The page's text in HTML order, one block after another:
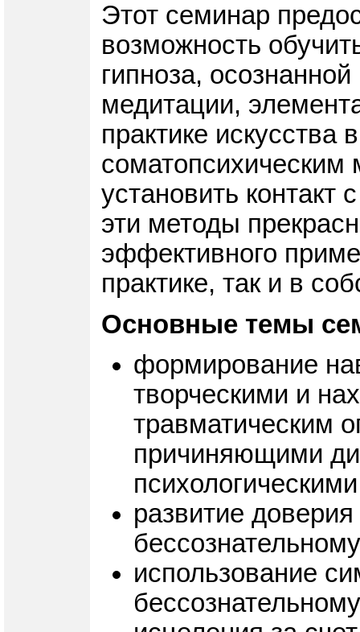
Этот семинар
возможность
гипноза,
медитации,
практике искусства
установить
эти методы
эффективного
практике, так и в
Основные темы
формирование
творческими и
травматическим
причиняющими
развитие
использование